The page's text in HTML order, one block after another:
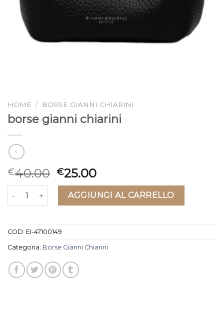
HOME / BORSE GIANNI CHIARINI
borse gianni chiarini
€40.00 €25.00
borse gianni chiarini quantitàAGGIUNGI AL CARRELLO
COD: EI-47100149
Categoria: Borse Gianni Chiarini